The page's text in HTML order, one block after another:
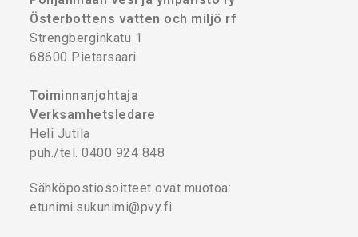
Österbottens vatten och miljö rf
Strengberginkatu 1
68600 Pietarsaari
Toiminnanjohtaja
Verksamhetsledare
Heli Jutila
puh./tel. 0400 924 848
Sähköpostiosoitteet ovat muotoa:
etunimi.sukunimi@pvy.fi